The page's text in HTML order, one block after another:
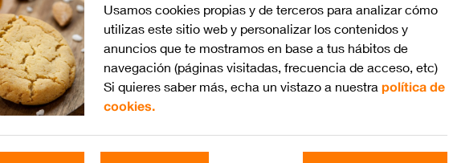
Usamos cookies propias y de terceros para analizar cómo
utilizas este sitio web y personalizar los contenidos y
anuncios que te mostramos en base a tus hábitos de
navegación (páginas visitadas, frecuencia de acceso, etc)
Si quieres saber más, echa un vistazo a nuestra política de
cookies.